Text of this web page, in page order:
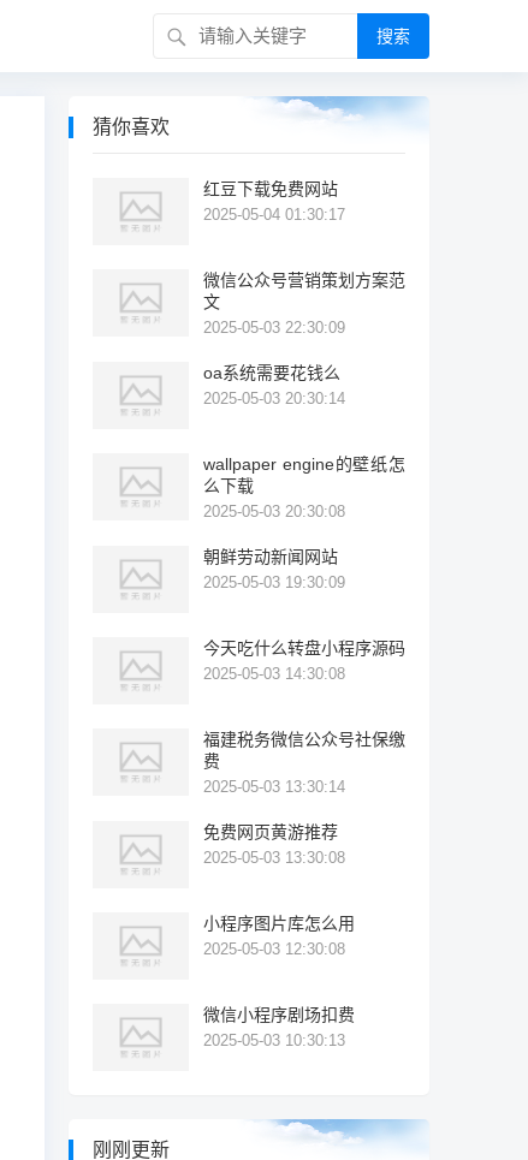
搜索
猜你喜欢
红豆下载免费网站
2025-05-04 01:30:17
微信公众号营销策划方案范
文
2025-05-03 22:30:09
oa系统需要花钱么
2025-05-03 20:30:14
wallpaper engine的壁纸怎
么下载
2025-05-03 20:30:08
朝鲜劳动新闻网站
2025-05-03 19:30:09
今天吃什么转盘小程序源码
2025-05-03 14:30:08
福建税务微信公众号社保缴
费
2025-05-03 13:30:14
免费网页黄游推荐
2025-05-03 13:30:08
小程序图片库怎么用
2025-05-03 12:30:08
微信小程序剧场扣费
2025-05-03 10:30:13
刚刚更新